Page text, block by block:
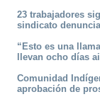
23 trabajadores
sindicato
“Esto es una
llevan ocho días
Comunidad
aprobación de